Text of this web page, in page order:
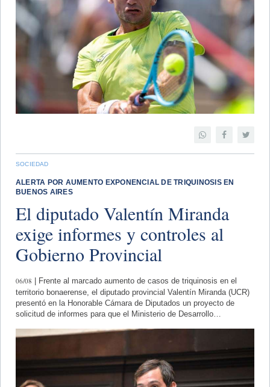
SOCIEDAD
ALERTA POR AUMENTO EXPONENCIAL DE TRIQUINOSIS EN
BUENOS AIRES
El diputado Valentín Miranda
exige informes y controles al
Gobierno Provincial
06/08 | Frente al marcado aumento de casos de triquinosis en el
territorio bonaerense, el diputado provincial Valentín Miranda (UCR)
presentó en la Honorable Cámara de Diputados un proyecto de
solicitud de informes para que el Ministerio de Desarrollo…